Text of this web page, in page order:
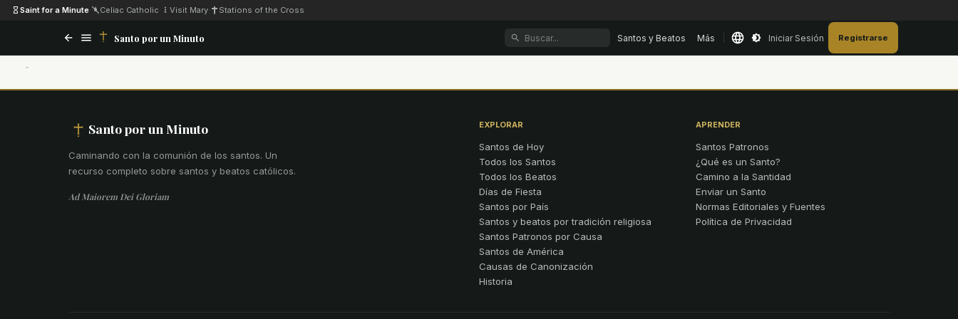
Saint for a Minute Celiac Catholic Visit Mary Stations of the Cross
Santo por un Minuto Santos y Beatos Más Iniciar Sesión Registrarse
Santo por un Minuto
Caminando con la comunión de los santos. Un
recurso completo sobre santos y beatos católicos.
Ad Maiorem Dei Gloriam
EXPLORAR
Santos de Hoy
Todos los Santos
Todos los Beatos
Días de Fiesta
Santos por País
Santos y beatos por tradición religiosa
Santos Patronos por Causa
Santos de América
Causas de Canonización
Historia
APRENDER
Santos Patronos
¿Qué es un Santo?
Camino a la Santidad
Enviar un Santo
Normas Editoriales y Fuentes
Política de Privacidad